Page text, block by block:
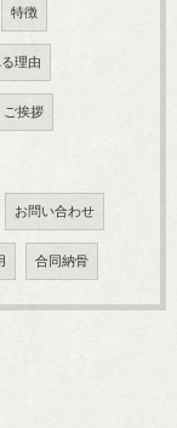
特徴
理由
ご挨拶
お問い合わせ
合同納骨